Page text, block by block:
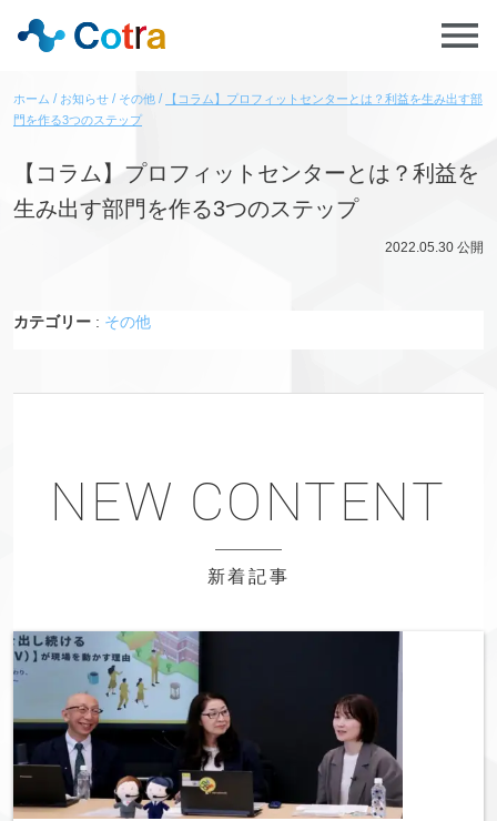
ホーム お知らせ その他
【コラム】プロフィットセンターとは？利益を生み出す部
門を作る3つのステップ
【コラム】プロフィットセンターとは？利益を
生み出す部門を作る3つのステップ
2022.05.30 公開
カテゴリー : その他
新着記事